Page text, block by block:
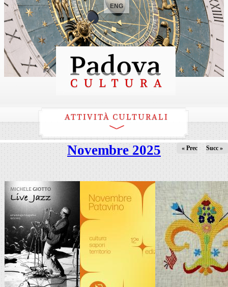
ENG
ATTIVITÀ CULTURALI
Novembre 2025 « Prec Succ »